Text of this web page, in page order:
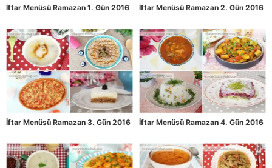
İftar Menüsü Ramazan 1. Gün 2016 İftar Menüsü Ramazan 2. Gün 2016
İftar Menüsü Ramazan 3. Gün 2016 İftar Menüsü Ramazan 4. Gün 2016